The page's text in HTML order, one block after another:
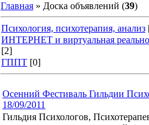
Главная » Доска объявлений (39)
Психология, психотерапия, анализ
ИНТЕРНЕТ и виртуальная
[2]
ГППТ [0]
Осенний Фестиваль Гильдии
18/09/2011
Гильдия Психологов,